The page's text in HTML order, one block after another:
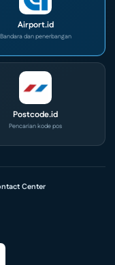
Airport.id
Bandara dan penerbangan
Postcode.id
Pencarian kode pos
Center